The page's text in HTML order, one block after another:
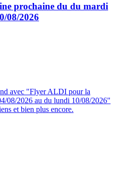
prochaine du du mardi
08/2026
avec "Flyer ALDI pour la
08/2026 au du lundi 10/08/2026"
et bien plus encore.